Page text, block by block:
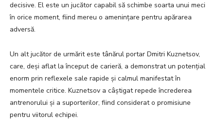
decisive. El este un jucător capabil să schimbe soarta unui meci
în orice moment, fiind mereu o amenințare pentru apărarea
adversă.
Un alt jucător de urmărit este tânărul portar Dmitri Kuznetsov,
care, deși aflat la început de carieră, a demonstrat un potențial
enorm prin reflexele sale rapide și calmul manifestat în
momentele critice. Kuznetsov a câștigat repede încrederea
antrenorului și a suporterilor, fiind considerat o promisiune
pentru viitorul echipei.